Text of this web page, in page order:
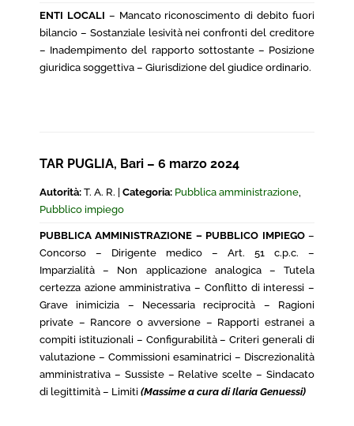
ENTI LOCALI – Mancato riconoscimento di debito fuori
bilancio – Sostanziale lesività nei confronti del creditore
– Inadempimento del rapporto sottostante – Posizione
giuridica soggettiva – Giurisdizione del giudice ordinario.
TAR PUGLIA, Bari – 6 marzo 2024
Autorità: T. A. R. | Categoria: Pubblica amministrazione,
Pubblico impiego
PUBBLICA AMMINISTRAZIONE – PUBBLICO IMPIEGO–
Concorso – Dirigente medico – Art. 51 c.p.c. –
Imparzialità – Non applicazione analogica – Tutela
certezza azione amministrativa – Conflitto di interessi –
Grave inimicizia – Necessaria reciprocità – Ragioni
private – Rancore o avversione – Rapporti estranei a
compiti istituzionali – Configurabilità – Criteri generali di
valutazione – Commissioni esaminatrici – Discrezionalità
amministrativa – Sussiste – Relative scelte – Sindacato
di legittimità – Limiti (Massime a cura di Ilaria Genuessi)